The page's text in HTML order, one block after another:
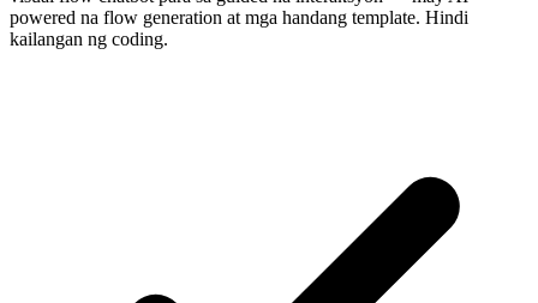
powered na flow generation at mga handang template. Hindi
kailangan ng coding.